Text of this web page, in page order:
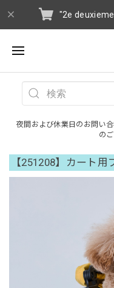
"2e
夜間および休業日のお問い
の
【251208】カート